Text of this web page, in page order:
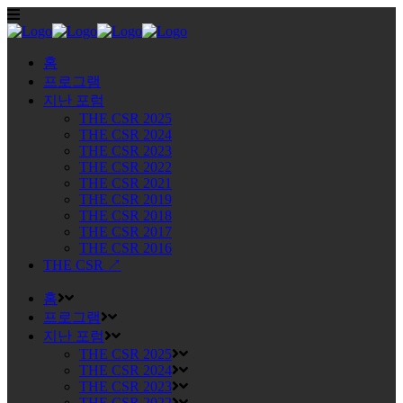
홈
프로그램
지난 포럼
THE CSR 2025
THE CSR 2024
THE CSR 2023
THE CSR 2022
THE CSR 2021
THE CSR 2019
THE CSR 2018
THE CSR 2017
THE CSR 2016
THE CSR ↗
홈
프로그램
지난 포럼
THE CSR 2025
THE CSR 2024
THE CSR 2023